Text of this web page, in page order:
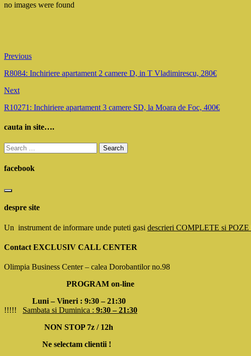
no images were found
Previous
R8084: Inchiriere apartament 2 camere D, in T Vladimirescu, 280€
Next
R10271: Inchiriere apartament 3 camere SD, la Moara de Foc, 400€
cauta in site….
Search
for:
facebook
despre site
Un instrument de informare unde puteti gasi descrieri COMPLETE si
Contact EXCLUSIV CALL CENTER
Olimpia Business Center – calea Dorobantilor no.98
PROGRAM on-line
Luni – Vineri : 9:30 – 21:30
!!!!! Sambata si Duminica : 9:30 – 21:30
NON STOP 7z / 12h
Ne selectam clientii !